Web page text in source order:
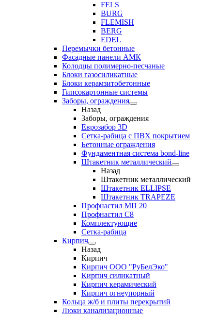
FELS
BURG
FLEMISH
BERG
EDEL
Перемычки бетонные
Фасадные панели АМК
Колодцы полимерно-песчаные
Блоки газосиликатные
Блоки керамзитобетонные
Гипсокартонные системы
Заборы, ограждения
Назад
Заборы, ограждения
Еврозабор 3D
Сетка-рабица с ПВХ покрытием
Бетонные ограждения
Фундаментная система bond-line
Штакетник металлический
Назад
Штакетник металлический
Штакетник ELLIPSE
Штакетник TRAPEZE
Профнастил МП 20
Профнастил С8
Комплектующие
Сетка-рабица
Кирпич
Назад
Кирпич
Кирпич ООО "РуБелЭко"
Кирпич силикатный
Кирпич керамический
Кирпич огнеупорный
Кольца ж/б и плиты перекрытий
Люки канализационные